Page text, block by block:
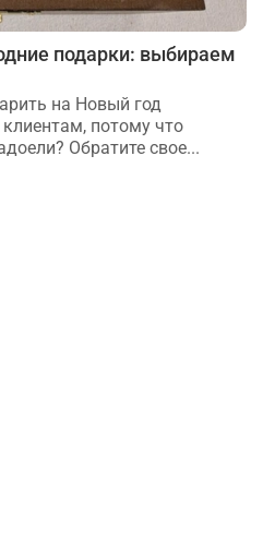
подарки: выбираем
на Новый год
потому что
Обратите свое...